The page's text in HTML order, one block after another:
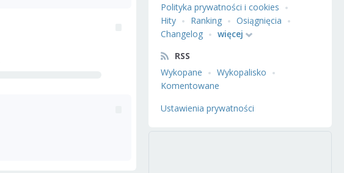
Polityka prywatności i cookies
Hity
Ranking
Osiągnięcia
Changelog
więcej
RSS
Wykopane
Wykopalisko
Komentowane
Ustawienia prywatności